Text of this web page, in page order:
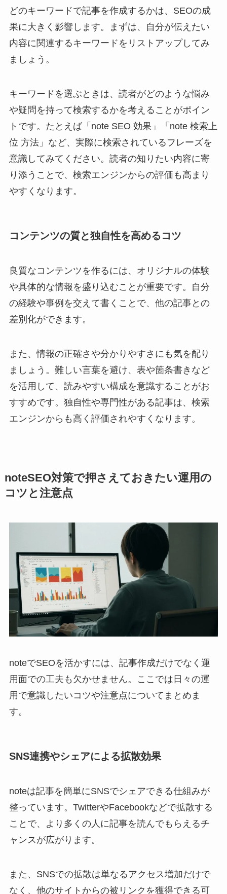
どのキーワードで記事を作成するかは、SEOの成
果に大きく影響します。まずは、自分が伝えたい
内容に関連するキーワードをリストアップしてみ
ましょう。
キーワードを選ぶときは、読者がどのような悩み
や疑問を持って検索するかを考えることがポイン
トです。たとえば「note SEO 効果」「note 検索上
位 方法」など、実際に検索されているフレーズを
意識してみてください。読者の知りたい内容に寄
り添うことで、検索エンジンからの評価も高まり
やすくなります。
コンテンツの質と独自性を高めるコツ
良質なコンテンツを作るには、オリジナルの体験
や具体的な情報を盛り込むことが重要です。自分
の経験や事例を交えて書くことで、他の記事との
差別化ができます。
また、情報の正確さや分かりやすさにも気を配り
ましょう。難しい言葉を避け、表や箇条書きなど
を活用して、読みやすい構成を意識することがお
すすめです。独自性や専門性がある記事は、検索
エンジンからも高く評価されやすくなります。
noteSEO対策で押さえておきたい運用の
コツと注意点
noteでSEOを活かすには、記事作成だけでなく運
用面での工夫も欠かせません。ここでは日々の運
用で意識したいコツや注意点についてまとめま
す。
SNS連携やシェアによる拡散効果
noteは記事を簡単にSNSでシェアできる仕組みが
整っています。TwitterやFacebookなどで拡散する
ことで、より多くの人に記事を読んでもらえるチ
ャンスが広がります。
また、SNSでの拡散は単なるアクセス増加だけで
なく、他のサイトからの被リンクを獲得できる可